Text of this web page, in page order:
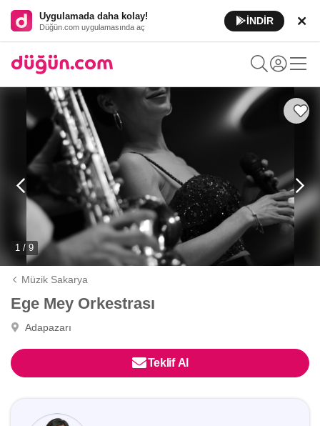
Uygulamada daha kolay!
Düğün.com uygulamasında aç
İNDİR
1 / 9
Müzik Sakarya
Ege Mey Orkestrası
Adapazarı
Teklif Al